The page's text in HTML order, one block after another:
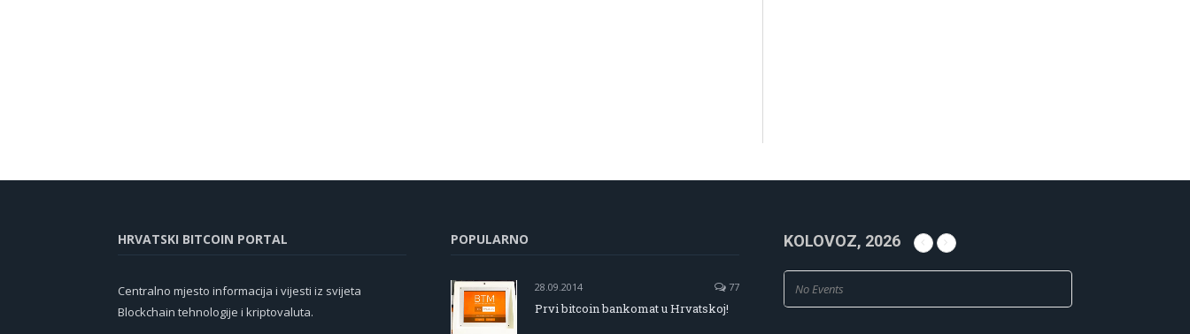
HRVATSKI BITCOIN PORTAL
Centralno mjesto informacija i vijesti iz svijeta
Blockchain tehnologije i kriptovaluta.
POPULARNO
28.09.2014 77
Prvi bitcoin bankomat u Hrvatskoj!
KOLOVOZ, 2026
No Events